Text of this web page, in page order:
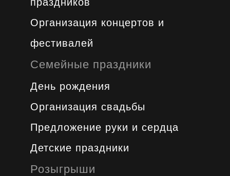
Организация концертов и
фестивалей
Семейные праздники
День рождения
Организация свадьбы
Предложение руки и сердца
Детские праздники
Розыгрыши